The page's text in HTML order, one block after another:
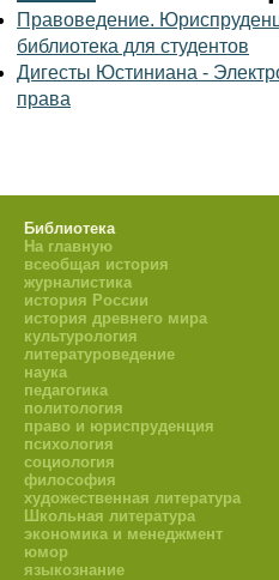
Правоведение.
библиотека для студентов
Дигесты Юстиниана -
права
Библиотека
На главную
всеобщая история
журналистика
история России
история древнего мира
культурология
литературоведение
наука
педагогика
политология
право и юриспруденция
психология
социология
философия
художественная литература
Школьная литература
экономика и менеджмент
юмор
языкознание